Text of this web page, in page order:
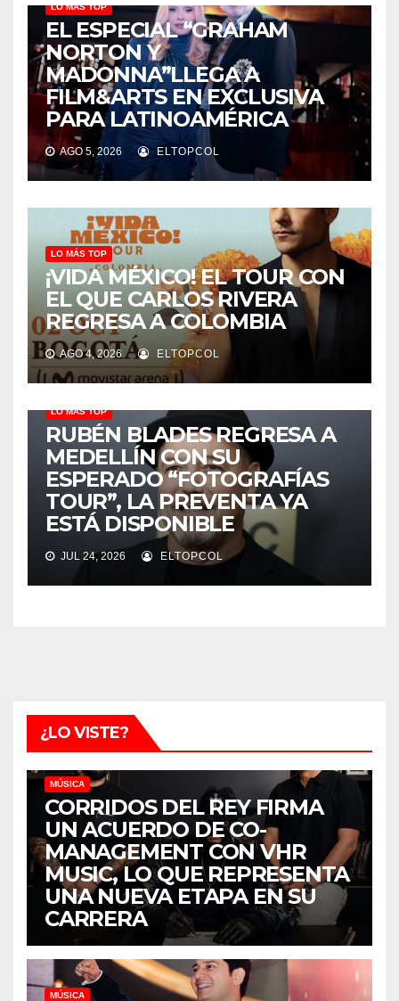
LO MÁS TOP
EL ESPECIAL “GRAHAM
NORTON Y
MADONNA”LLEGA A
FILM&ARTS EN EXCLUSIVA
PARA LATINOAMÉRICA
AGO 5, 2026 ELTOPCOL
LO MÁS TOP
¡VIDA MÉXICO! EL TOUR CON
EL QUE CARLOS RIVERA
REGRESA A COLOMBIA
AGO 4, 2026 ELTOPCOL
LO MÁS TOP
RUBÉN BLADES REGRESA A
MEDELLÍN CON SU
ESPERADO “FOTOGRAFÍAS
TOUR”, LA PREVENTA YA
ESTÁ DISPONIBLE
JUL 24, 2026 ELTOPCOL
¿LO VISTE?
MÚSICA
CORRIDOS DEL REY FIRMA
UN ACUERDO DE CO-
MANAGEMENT CON VHR
MUSIC, LO QUE REPRESENTA
UNA NUEVA ETAPA EN SU
CARRERA
MÚSICA